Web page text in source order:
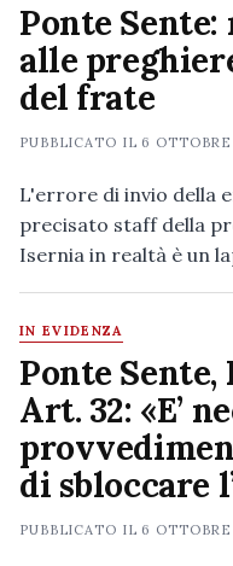
Ponte
alle
del frate
PUBBLICATO IL 6
L'errore di invio della
precisato staff della
Isernia in realtà è un
IN EVIDENZA
Ponte
Art. 32: «E’
di sbloccare
PUBBLICATO IL 6